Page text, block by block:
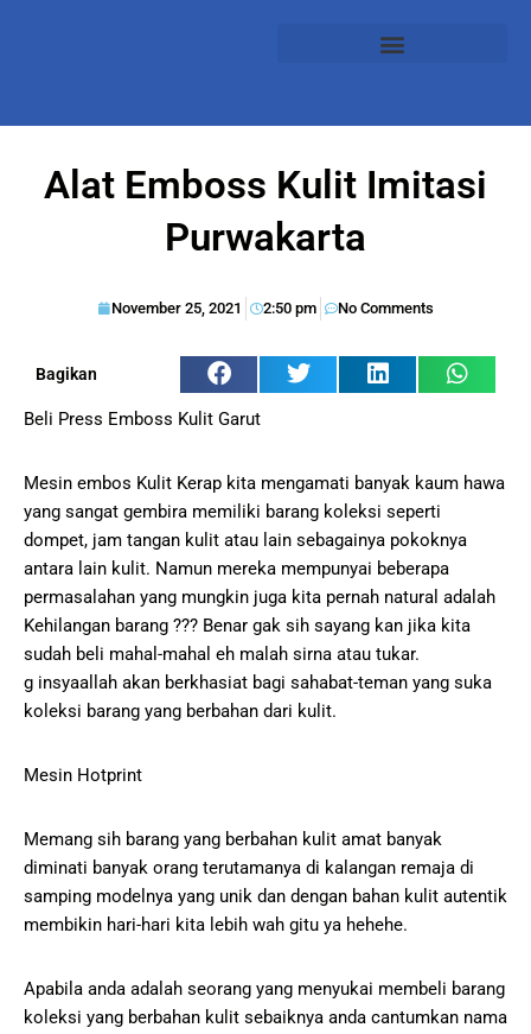
Alat Emboss Kulit Imitasi
Purwakarta
November 25, 2021 2:50 pm No Comments
Bagikan
Beli Press Emboss Kulit Garut
Mesin embos Kulit Kerap kita mengamati banyak kaum hawa
yang sangat gembira memiliki barang koleksi seperti
dompet, jam tangan kulit atau lain sebagainya pokoknya
antara lain kulit. Namun mereka mempunyai beberapa
permasalahan yang mungkin juga kita pernah natural adalah
Kehilangan barang ??? Benar gak sih sayang kan jika kita
sudah beli mahal-mahal eh malah sirna atau tukar.
g insyaallah akan berkhasiat bagi sahabat-teman yang suka
koleksi barang yang berbahan dari kulit.
Mesin Hotprint
Memang sih barang yang berbahan kulit amat banyak
diminati banyak orang terutamanya di kalangan remaja di
samping modelnya yang unik dan dengan bahan kulit autentik
membikin hari-hari kita lebih wah gitu ya hehehe.
Apabila anda adalah seorang yang menyukai membeli barang
koleksi yang berbahan kulit sebaiknya anda cantumkan nama